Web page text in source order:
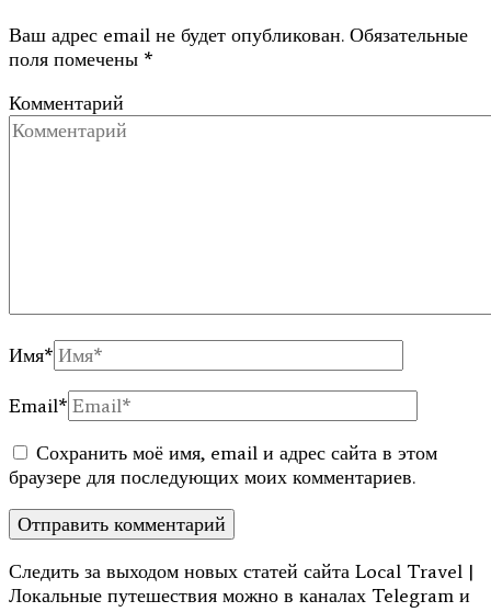
Ваш адрес email не будет опубликован. Обязательные
поля помечены *
Комментарий
Имя*
Email*
Сохранить моё имя, email и адрес сайта в этом
браузере для последующих моих комментариев.
Следить за выходом новых статей сайта Local Travel |
Локальные путешествия можно в каналах Telegram и